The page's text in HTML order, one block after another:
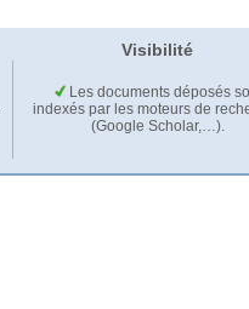
Visibilité
Les documents déposés
indexés par les moteurs de
(Google Scholar,…).